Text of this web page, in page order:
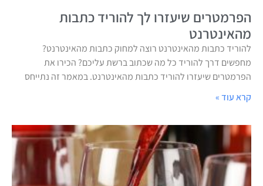
הפרמטרים שיעזרו לך להוריד כתבות
מהאינטרנט
להוריד כתבות מהאינטרנט רוצה למחוק כתבות מהאינטרנט?
מחפשים דרך להוריד כל מה שכתוב ברשת עליכם? הכירו את
הפרמטרים שיעזרו להוריד כתבות מהאינטרנט. במאמר זה נתייחס
קרא עוד »